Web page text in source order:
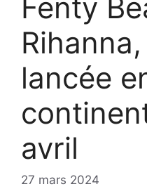
Fenty
lancée
avril
27 mars 2024